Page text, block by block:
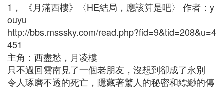
1， 《月滿西樓》〈HE結局，應該算是吧〉 作者：y
ouyu
http://bbs.msssky.com/read.php?fid=9&tid=208&u=4
451
主角：西盡愁，月凌樓
只不過回雲南見了一個老朋友，沒想到卻成了永別
令人琢磨不透的死亡，隱藏著驚人的秘密和縹緲的傳